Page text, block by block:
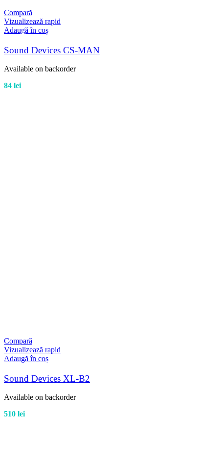
Compară
Vizualizează rapid
Adaugă în coș
Sound Devices CS-MAN
Available on backorder
84 lei
Compară
Vizualizează rapid
Adaugă în coș
Sound Devices XL-B2
Available on backorder
510 lei